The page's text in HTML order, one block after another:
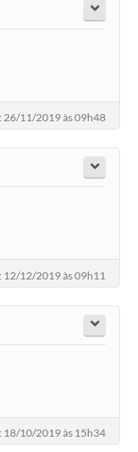
26/11/2019 às 09h48
12/12/2019 às 09h11
18/10/2019 às 15h34